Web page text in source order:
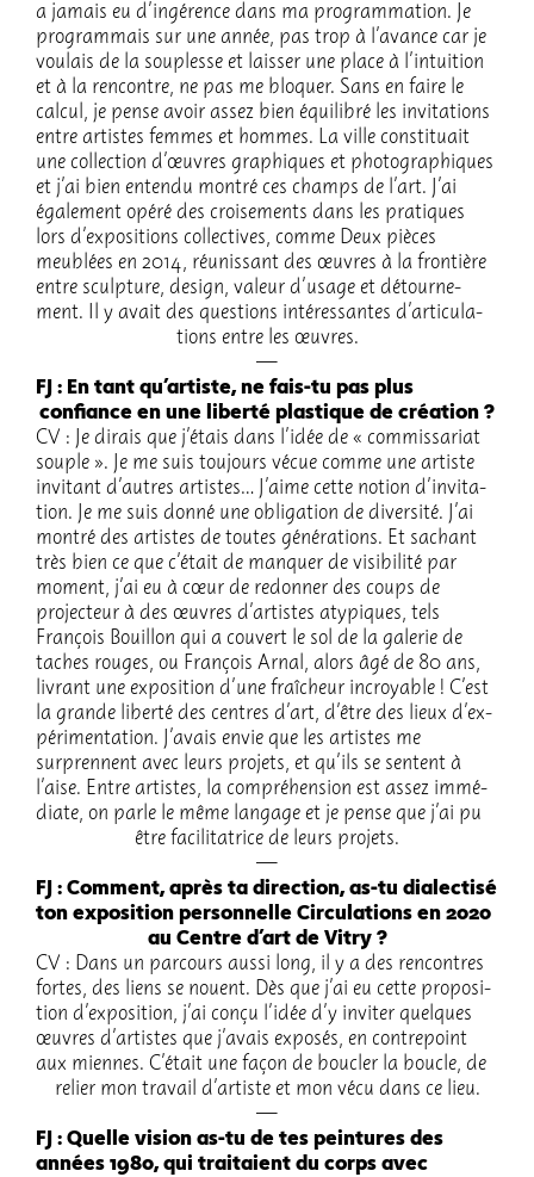
a jamais eu d’in­gé­rence dans ma program­ma­tion. Je
program­mais sur une année, pas trop à l’avance car je
voulais de la souplesse et lais­ser une place à l’in­tui­tion
et à la rencontre, ne pas me bloquer. Sans en faire le
calcul, je pense avoir assez bien équi­li­bré les invi­ta­tions
entre artistes femmes et hommes. La ville consti­tuait
une collec­tion d’œuvres graphiques et photo­gra­phiques
et j’ai bien entendu montré ces champs de l’art. J’ai
égale­ment opéré des croi­se­ments dans les pratiques
lors d’ex­po­si­tions collec­tives, comme Deux pièces
meublées en 2014, réunis­sant des œuvres à la fron­tière
entre sculp­ture, design, valeur d’usage et détour­ne­
ment. Il y avait des ques­tions inté­res­santes d’ar­ti­cu­la­
tions entre les œuvres.
FJ : En tant qu’ar­tiste, ne fais-tu pas plus
confiance en une liberté plas­tique de créa­tion ?
CV : Je dirais que j’étais dans l’idée de « commis­sa­riat
souple ». Je me suis toujours vécue comme une artiste
invi­tant d’autres artis­tes… J’aime cette notion d’in­vi­ta­
tion. Je me suis donné une obli­ga­tion de diver­sité. J’ai
montré des artistes de toutes géné­ra­tions. Et sachant
très bien ce que c’était de manquer de visi­bi­lité par
moment, j’ai eu à cœur de redon­ner des coups de
projec­teur à des œuvres d’ar­tistes atypiques, tels
François Bouillon qui a couvert le sol de la gale­rie de
taches rouges, ou François Arnal, alors âgé de 80 ans,
livrant une expo­si­tion d’une fraî­cheur incroyable ! C’est
la grande liberté des centres d’art, d’être des lieux d’ex­
pé­ri­men­ta­tion. J’avais envie que les artistes me
surprennent avec leurs projets, et qu’ils se sentent à
l’aise. Entre artistes, la compré­hen­sion est assez immé­
diate, on parle le même langage et je pense que j’ai pu
être faci­li­ta­trice de leurs projets.
FJ : Comment, après ta direc­tion, as-tu dialec­tisé
ton expo­si­tion person­nelle Circu­la­tions en 2020
au Centre d’art de Vitry ?
CV : Dans un parcours aussi long, il y a des rencontres
fortes, des liens se nouent. Dès que j’ai eu cette propo­si­
tion d’ex­po­si­tion, j’ai conçu l’idée d’y invi­ter quelques
œuvres d’ar­tistes que j’avais expo­sés, en contre­point
aux miennes. C’était une façon de boucler la boucle, de
relier mon travail d’ar­tiste et mon vécu dans ce lieu.
FJ : Quelle vision as-tu de tes pein­tures des
années 1980, qui trai­taient du corps avec